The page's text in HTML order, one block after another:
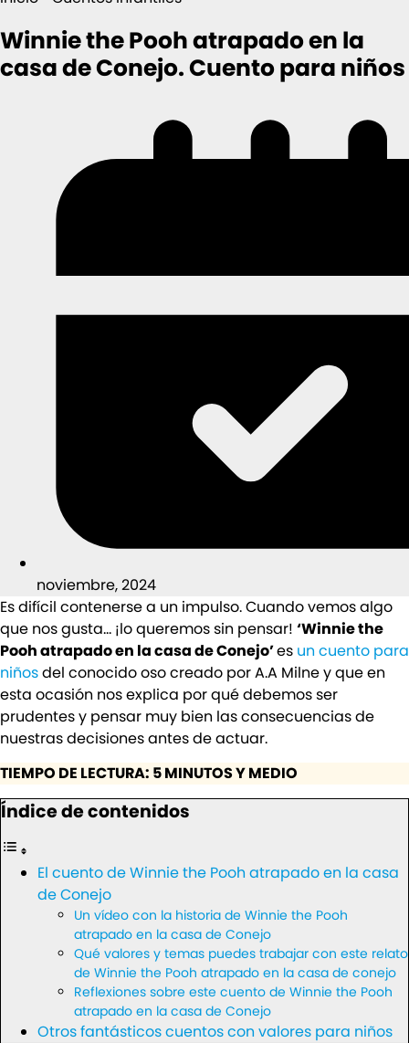
Winnie the Pooh atrapado en la
casa de Conejo. Cuento para niños
noviembre, 2024
Es difícil contenerse a un impulso. Cuando vemos algo
que nos gusta… ¡lo queremos sin pensar! ‘Winnie the
Pooh atrapado en la casa de Conejo’es un cuento para
niñosdel conocido oso creado por A.A Milne y que en
esta ocasión nos explica por qué debemos ser
prudentes y pensar muy bien las consecuencias de
nuestras decisiones antes de actuar.
TIEMPO DE LECTURA: 5 MINUTOS Y MEDIO
Índice de contenidos
El cuento de Winnie the Pooh atrapado en la casa
de Conejo
Un vídeo con la historia de Winnie the Pooh
atrapado en la casa de Conejo
Qué valores y temas puedes trabajar con este relato
de Winnie the Pooh atrapado en la casa de conejo
Reflexiones sobre este cuento de Winnie the Pooh
atrapado en la casa de Conejo
Otros fantásticos cuentos con valores para niños